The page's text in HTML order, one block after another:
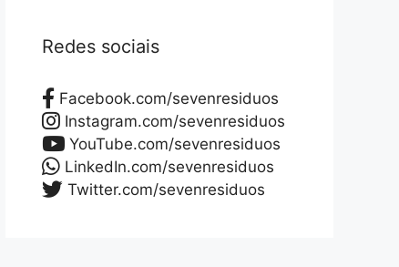
Redes sociais
Facebook.com/sevenresiduos
Instagram.com/sevenresiduos
YouTube.com/sevenresiduos
LinkedIn.com/sevenresiduos
Twitter.com/sevenresiduos